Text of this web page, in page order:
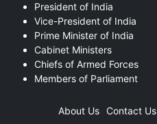
President of India
Vice-President of India
Prime Minister of India
Cabinet Ministers
Chiefs of Armed Forces
Members of Parliament
About Us Contact Us